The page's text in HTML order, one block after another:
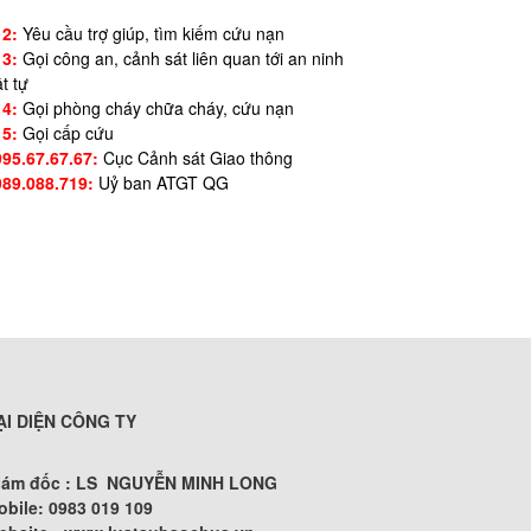
Yêu cầu trợ giúp, tìm kiếm cứu nạn
Gọi công an, cảnh sát liên quan tới an ninh
tự
Gọi phòng cháy chữa cháy, cứu nạn
Gọi cấp cứu
Cục Cảnh sát Giao thông
Uỷ ban ATGT QG
DIỆN CÔNG TY
đốc : LS NGUYỄN MINH LONG
0983 019 109